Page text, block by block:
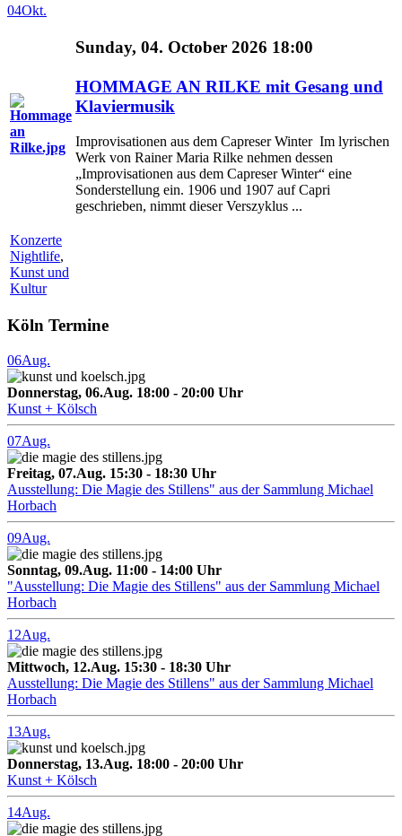
04Okt.
Sunday, 04. October 2026 18:00
HOMMAGE AN RILKE mit Gesang und
Klaviermusik
Improvisationen aus dem Capreser Winter Im lyrischen
Werk von Rainer Maria Rilke nehmen dessen
„Improvisationen aus dem Capreser Winter“ eine
Sonderstellung ein. 1906 und 1907 auf Capri
geschrieben, nimmt dieser Verszyklus ...
Konzerte
Nightlife,
Kunst und
Kultur
Köln Termine
06Aug.
Donnerstag, 06.Aug. 18:00 - 20:00 Uhr
Kunst + Kölsch
07Aug.
Freitag, 07.Aug. 15:30 - 18:30 Uhr
Ausstellung: Die Magie des Stillens" aus der Sammlung Michael
Horbach
09Aug.
Sonntag, 09.Aug. 11:00 - 14:00 Uhr
"Ausstellung: Die Magie des Stillens" aus der Sammlung Michael
Horbach
12Aug.
Mittwoch, 12.Aug. 15:30 - 18:30 Uhr
Ausstellung: Die Magie des Stillens" aus der Sammlung Michael
Horbach
13Aug.
Donnerstag, 13.Aug. 18:00 - 20:00 Uhr
Kunst + Kölsch
14Aug.